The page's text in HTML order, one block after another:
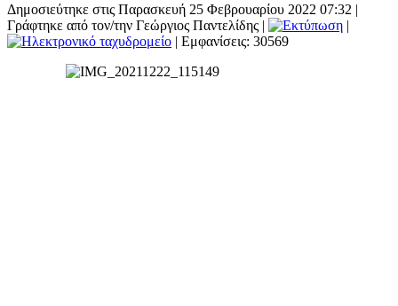
Δημοσιεύτηκε στις Παρασκευή 25 Φεβρουαρίου 2022 07:32 |
Γράφτηκε από τον/την Γεώργιος Παντελίδης |
|
| Εμφανίσεις: 30569